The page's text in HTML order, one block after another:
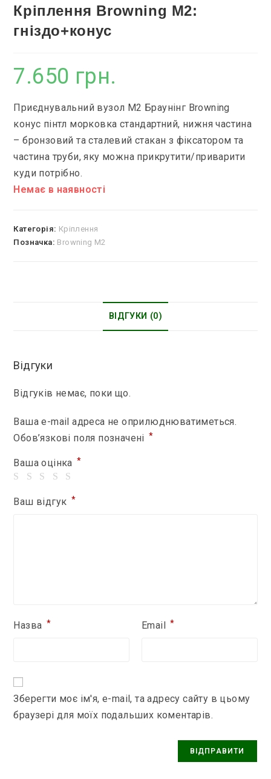
Кріплення Browning M2:
гніздо+конус
7.650 грн.
Приєднувальний вузол М2 Браунінг Browning
конус пінтл морковка стандартний, нижня частина
– бронзовий та сталевий стакан з фіксатором та
частина труби, яку можна прикрутити/приварити
куди потрібно.
Немає в наявності
Категорія: Кріплення
Позначка: Browning M2
ВІДГУКИ (0)
Відгуки
Відгуків немає, поки що.
Ваша e-mail адреса не оприлюднюватиметься.
Обов’язкові поля позначені *
Ваша оцінка *
Ваш відгук *
Назва * Email *
Зберегти моє ім'я, e-mail, та адресу сайту в цьому
браузері для моїх подальших коментарів.